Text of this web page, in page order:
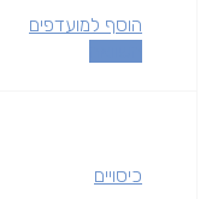
הוסף למועדפים
כיסויים